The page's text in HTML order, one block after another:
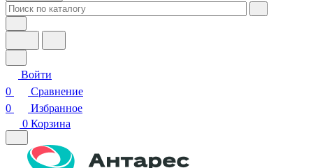
Войти
0
Сравнение
0
Избранное
0 Корзина